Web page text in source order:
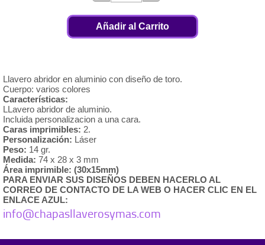
Añadir al Carrito
Llavero abridor en aluminio con diseño de toro.
Cuerpo: varios colores
Características:
LLavero abridor de aluminio.
Incluida personalizacion a una cara.
Caras imprimibles: 2.
Personalización: Láser
Peso: 14 gr.
Medida: 74 x 28 x 3 mm
Área imprimible: (30x15mm)
PARA ENVIAR SUS DISEÑOS DEBEN HACERLO AL
CORREO DE CONTACTO DE LA WEB O HACER CLIC EN EL
ENLACE AZUL:
info@chapasllaverosymas.com